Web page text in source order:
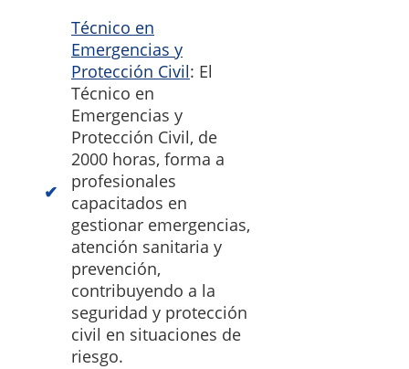
Técnico en
Emergencias y
Protección Civil: El
Técnico en
Emergencias y
Protección Civil, de
2000 horas, forma a
profesionales
capacitados en
gestionar emergencias,
atención sanitaria y
prevención,
contribuyendo a la
seguridad y protección
civil en situaciones de
riesgo.